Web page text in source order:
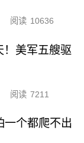
阅读 10636
！美军五艘驱
阅读 7211
一个都爬不出